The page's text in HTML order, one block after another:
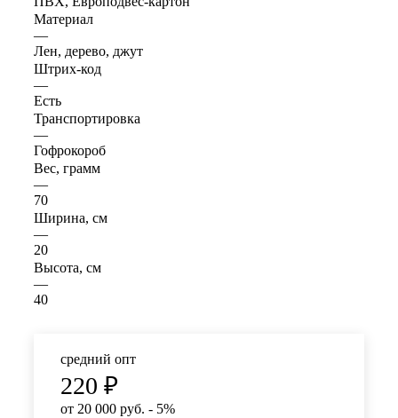
Материал
—
Лен, дерево, джут
Штрих-код
—
Есть
Транспортировка
—
Гофрокороб
Вес, грамм
—
70
Ширина, см
—
20
Высота, см
—
40
средний опт
220 ₽
от 20 000 руб. - 5%